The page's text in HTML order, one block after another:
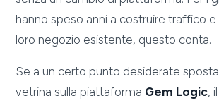
hanno speso anni a costruire traffico e
loro negozio esistente, questo conta.
Se a un certo punto desiderate
vetrina sulla piattaforma Gem Logic,